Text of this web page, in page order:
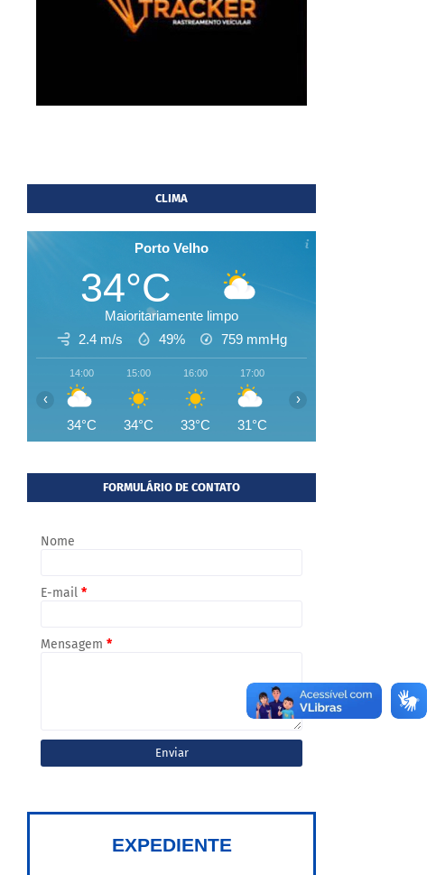
CLIMA
Porto Velho
34°C
Maioritariamente limpo
2.4 m/s
49% 759 mmHg
14:00
34°C
15:00
34°C
16:00
33°C
17:00
31°C
‹ ›
FORMULÁRIO DE CONTATO
Nome
E-mail *
Mensagem *
EXPEDIENTE